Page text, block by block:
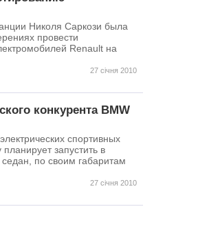
Николя Саркози была
провести
Renault на
27 січня 2010
конкурента BMW
спортивных
запустить в
по своим габаритам
27 січня 2010